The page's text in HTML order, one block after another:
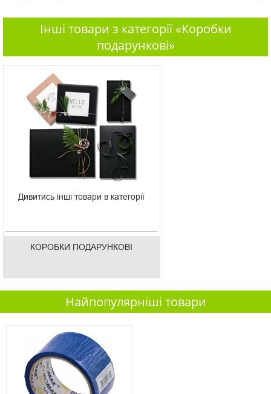
Інші товари з категорії «Коробки
подарункові»
Дивитись інші товари в категорії
КОРОБКИ ПОДАРУНКОВІ
Найпопулярніші товари